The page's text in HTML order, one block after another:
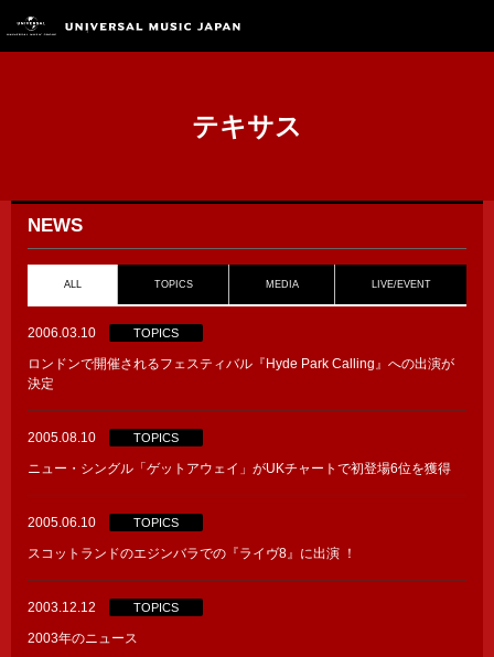
テキサス
NEWS
ALL TOPICS MEDIA LIVE/EVENT
2006.03.10 TOPICS
ロンドンで開催されるフェスティバル『Hyde Park Calling』への出演が
決定
2005.08.10 TOPICS
ニュー・シングル「ゲットアウェイ」がUKチャートで初登場6位を獲得
2005.06.10 TOPICS
スコットランドのエジンバラでの『ライヴ8』に出演 ！
2003.12.12 TOPICS
2003年のニュース